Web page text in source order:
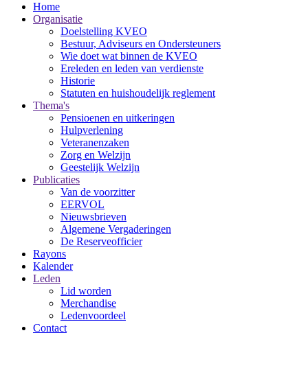
Home
Organisatie
Doelstelling KVEO
Bestuur, Adviseurs en Ondersteuners
Wie doet wat binnen de KVEO
Ereleden en leden van verdienste
Historie
Statuten en huishoudelijk reglement
Thema's
Pensioenen en uitkeringen
Hulpverlening
Veteranenzaken
Zorg en Welzijn
Geestelijk Welzijn
Publicaties
Van de voorzitter
EERVOL
Nieuwsbrieven
Algemene Vergaderingen
De Reserveofficier
Rayons
Kalender
Leden
Lid worden
Merchandise
Ledenvoordeel
Contact